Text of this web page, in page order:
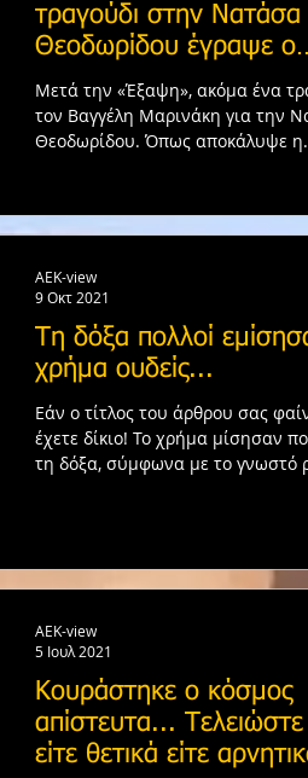
τραγούδι στην Nατάσα
Θεοδωρίδου έγραψε ο
Μαρινάκης! (video)
Μετά την «Έξαψη», ακόμα ένα
τον Βαγγέλη Μαρινάκη για την
Θεοδωρίδου. Όπως αποκάλυψε η
Τη δόξα πολλοί
χρήμα ουδείς...
Εάν ο τίτλος του άρθρου σας
έχετε δίκιο! Το χρήμα μίσησαν
τη δόξα, σύμφωνα με το γνωστό
AEK-view
9 Οκτ 2021
Κουράστηκε ο κόσμος
απίστευτα...
είτε θετικά είτε
AEK-view
5 Ιουλ 2021